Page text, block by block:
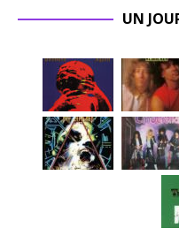
UN